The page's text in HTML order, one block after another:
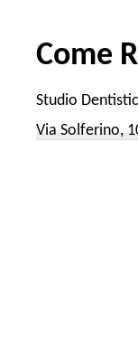
Come
Studio
Via Solferino,